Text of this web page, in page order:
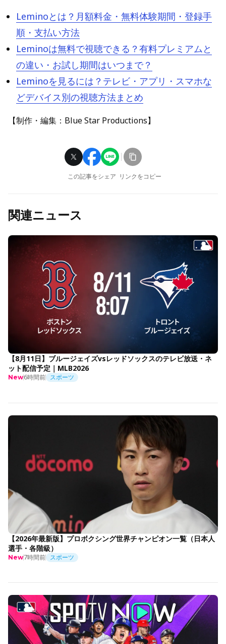
Leminoとは？月額料金・無料体験期間・登録手
順・支払い方法
Leminoは無料で視聴できる？有料プレミアムと
の違い・お試し期間はいつまで？
Leminoを見るには？テレビ・アプリ・スマホな
どデバイス別の視聴方法まとめ
【制作・編集：Blue Star Productions】
この記事をシェア リンクをコピー
関連ニュース
【8月11日】ブルージェイズvsレッドソックスのテレビ放送・ネ
ット配信予定｜MLB2026
New6時間前 スポーツ
【2026年最新版】プロボクシング世界チャンピオン一覧（日本人
選手・各階級）
New7時間前 スポーツ